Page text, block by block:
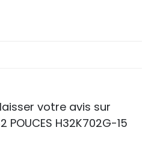
votre avis sur
POUCES H32K702G-15